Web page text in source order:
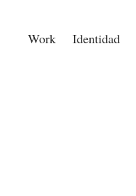
Work Identidad